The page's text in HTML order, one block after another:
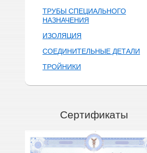
ТРУБЫ СПЕЦИАЛЬНОГО
НАЗНАЧЕНИЯ
ИЗОЛЯЦИЯ
СОЕДИНИТЕЛЬНЫЕ ДЕТАЛИ
ТРОЙНИКИ
Сертификаты